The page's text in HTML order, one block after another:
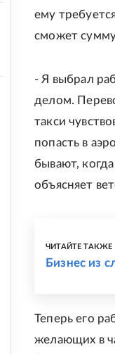
ему
сможет
- Я выбрал
делом.
такси
попасть в
бывают,
объясняет
ЧИТАЙТЕ ТАКЖЕ
Бизнес из
Теперь его
желающих в